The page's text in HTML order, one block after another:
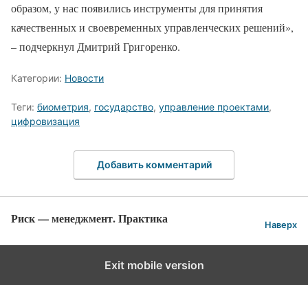
образом, у нас появились инструменты для принятия
качественных и своевременных управленческих решений»,
– подчеркнул Дмитрий Григоренко.
Категории: Новости
Теги: биометрия, государство, управление проектами,
цифровизация
Добавить комментарий
Риск — менеджмент. Практика Наверх
Exit mobile version